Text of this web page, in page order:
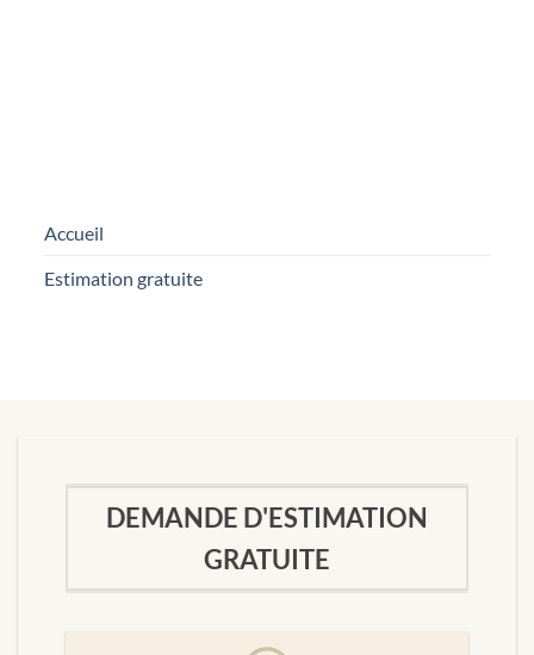
Accueil
Estimation gratuite
DEMANDE D'ESTIMATION
GRATUITE